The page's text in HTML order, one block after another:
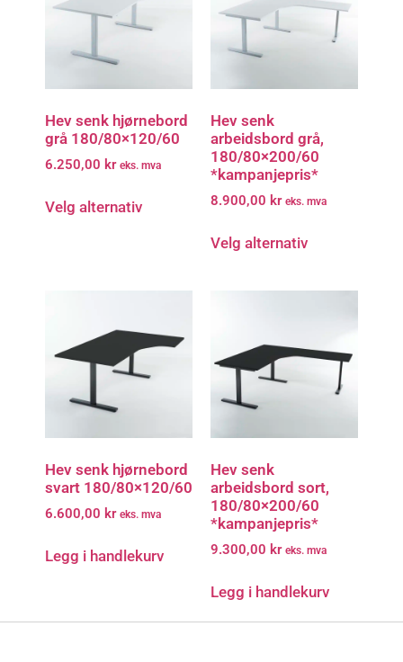
Hev senk hjørnebord
grå 180/80×120/60
6.250,00 kr eks. mva
Velg alternativ
Hev senk
arbeidsbord grå,
180/80×200/60
*kampanjepris*
8.900,00 kr eks. mva
Velg alternativ
Hev senk hjørnebord
svart 180/80×120/60
6.600,00 kr eks. mva
Legg i handlekurv
Hev senk
arbeidsbord sort,
180/80×200/60
*kampanjepris*
9.300,00 kr eks. mva
Legg i handlekurv